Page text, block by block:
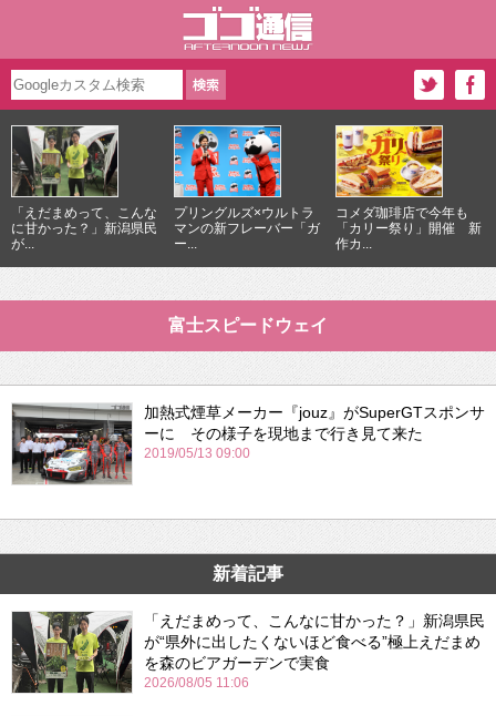
「えだまめって、こんな
に甘かった？」新潟県民
が...
プリングルズ×ウルトラ
マンの新フレーバー「ガ
ー...
コメダ珈琲店で今年も
「カリー祭り」開催 新
作カ...
富士スピードウェイ
加熱式煙草メーカー『jouz』がSuperGTスポンサ
ーに その様子を現地まで行き見て来た
2019/05/13 09:00
新着記事
「えだまめって、こんなに甘かった？」新潟県民
が“県外に出したくないほど食べる”極上えだまめ
を森のビアガーデンで実食
2026/08/05 11:06